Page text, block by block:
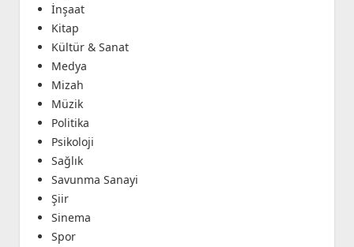
İnşaat
Kitap
Kültür & Sanat
Medya
Mizah
Müzik
Politika
Psikoloji
Sağlık
Savunma Sanayi
Şiir
Sinema
Spor